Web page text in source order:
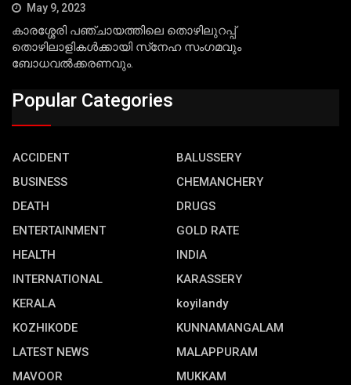
May 9, 2023
കാരശ്ശേരി പഞ്ചായത്തിലെ തൊഴിലുറപ്പ്
തൊഴിലാളികള്‍ക്കായി സ്‌നേഹ സംഗമവും
ബോധവല്‍ക്കരണവും.
Popular Categories
ACCIDENT
BALUSSERY
BUSINESS
CHEMANCHERY
DEATH
DRUGS
ENTERTAINMENT
GOLD RATE
HEALTH
INDIA
INTERNATIONAL
KARASSERY
KERALA
koyilandy
KOZHIKODE
KUNNAMANGALAM
LATEST NEWS
MALAPPURAM
MAVOOR
MUKKAM